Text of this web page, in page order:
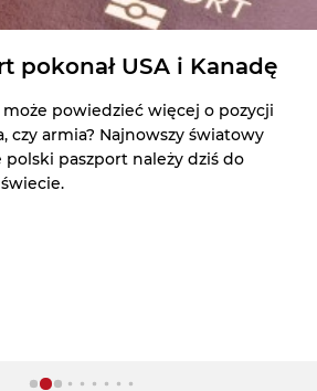
pokonał USA i Kanadę
może powiedzieć więcej o pozycji
czy armia? Najnowszy światowy
polski paszport należy dziś do